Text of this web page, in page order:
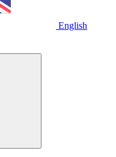
English